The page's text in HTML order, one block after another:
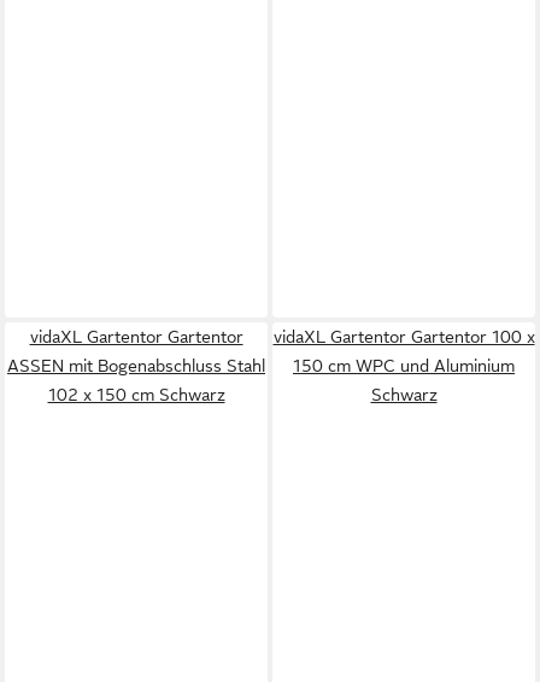
vidaXL Gartentor Gartentor
ASSEN mit Bogenabschluss Stahl
102 x 150 cm Schwarz
vidaXL Gartentor Gartentor 100 x
150 cm WPC und Aluminium
Schwarz